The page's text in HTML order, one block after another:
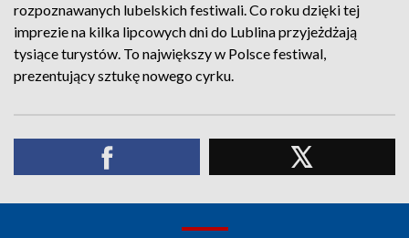
rozpoznawanych lubelskich festiwali. Co roku dzięki tej
imprezie na kilka lipcowych dni do Lublina przyjeżdżają
tysiące turystów. To największy w Polsce festiwal,
prezentujący sztukę nowego cyrku.